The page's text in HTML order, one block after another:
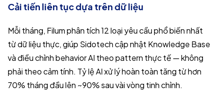
Cải tiến liên tục dựa trên dữ liệu
Mỗi tháng, Filum phân tích 12 loại yêu cầu phổ biến nhất
từ dữ liệu thực, giúp Sidotech cập nhật Knowledge Base
và điều chỉnh behavior AI theo pattern thực tế — không
phải theo cảm tính. Tỷ lệ AI xử lý hoàn toàn tăng từ hơn
70% tháng đầu lên ~90% sau vài vòng tinh chỉnh.